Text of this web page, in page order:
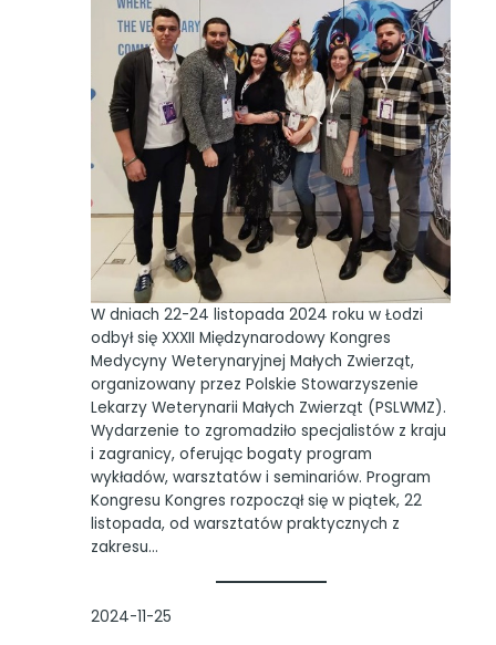
W dniach 22-24 listopada 2024 roku w Łodzi
odbył się XXXII Międzynarodowy Kongres
Medycyny Weterynaryjnej Małych Zwierząt,
organizowany przez Polskie Stowarzyszenie
Lekarzy Weterynarii Małych Zwierząt (PSLWMZ).
Wydarzenie to zgromadziło specjalistów z kraju
i zagranicy, oferując bogaty program
wykładów, warsztatów i seminariów. Program
Kongresu Kongres rozpoczął się w piątek, 22
listopada, od warsztatów praktycznych z
zakresu…
2024-11-25